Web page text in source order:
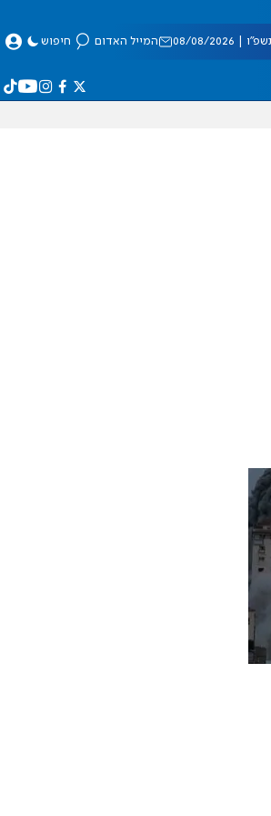
08/2026 המייל האדום חיפוש